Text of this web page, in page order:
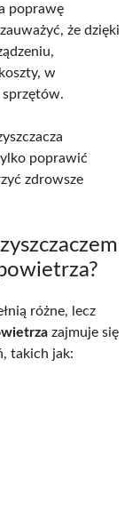
poprawę
że dzięki
w
poprawić
zdrowsze
różne, lecz
zajmuje się
takich jak: